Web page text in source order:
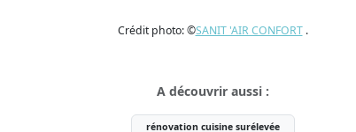
Crédit photo: ©SANIT 'AIR CONFORT.
A découvrir aussi :
rénovation cuisine surélevée